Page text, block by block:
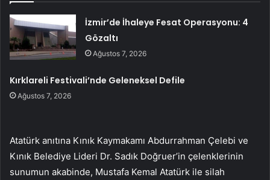
İzmir’de İhaleye Fesat Operasyonu: 4
Gözaltı
Ağustos 7, 2026
Kırklareli Festivali’nde Geleneksel Defile
Ağustos 7, 2026
Atatürk anıtına Kınık Kaymakamı Abdurrahman Çelebi ve
Kınık Belediye Lideri Dr. Sadık Doğruer’in çelenklerinin
sunumun akabinde, Mustafa Kemal Atatürk ile silah